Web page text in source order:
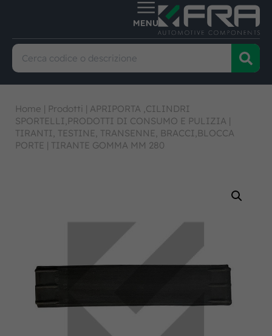
Home | Prodotti | APRIPORTA ,CILINDRI
SPORTELLI,PRODOTTI DI CONSUMO E PULIZIA |
TIRANTI, TESTINE, TRANSENNE, BRACCI,BLOCCA
PORTE | TIRANTE GOMMA MM 280